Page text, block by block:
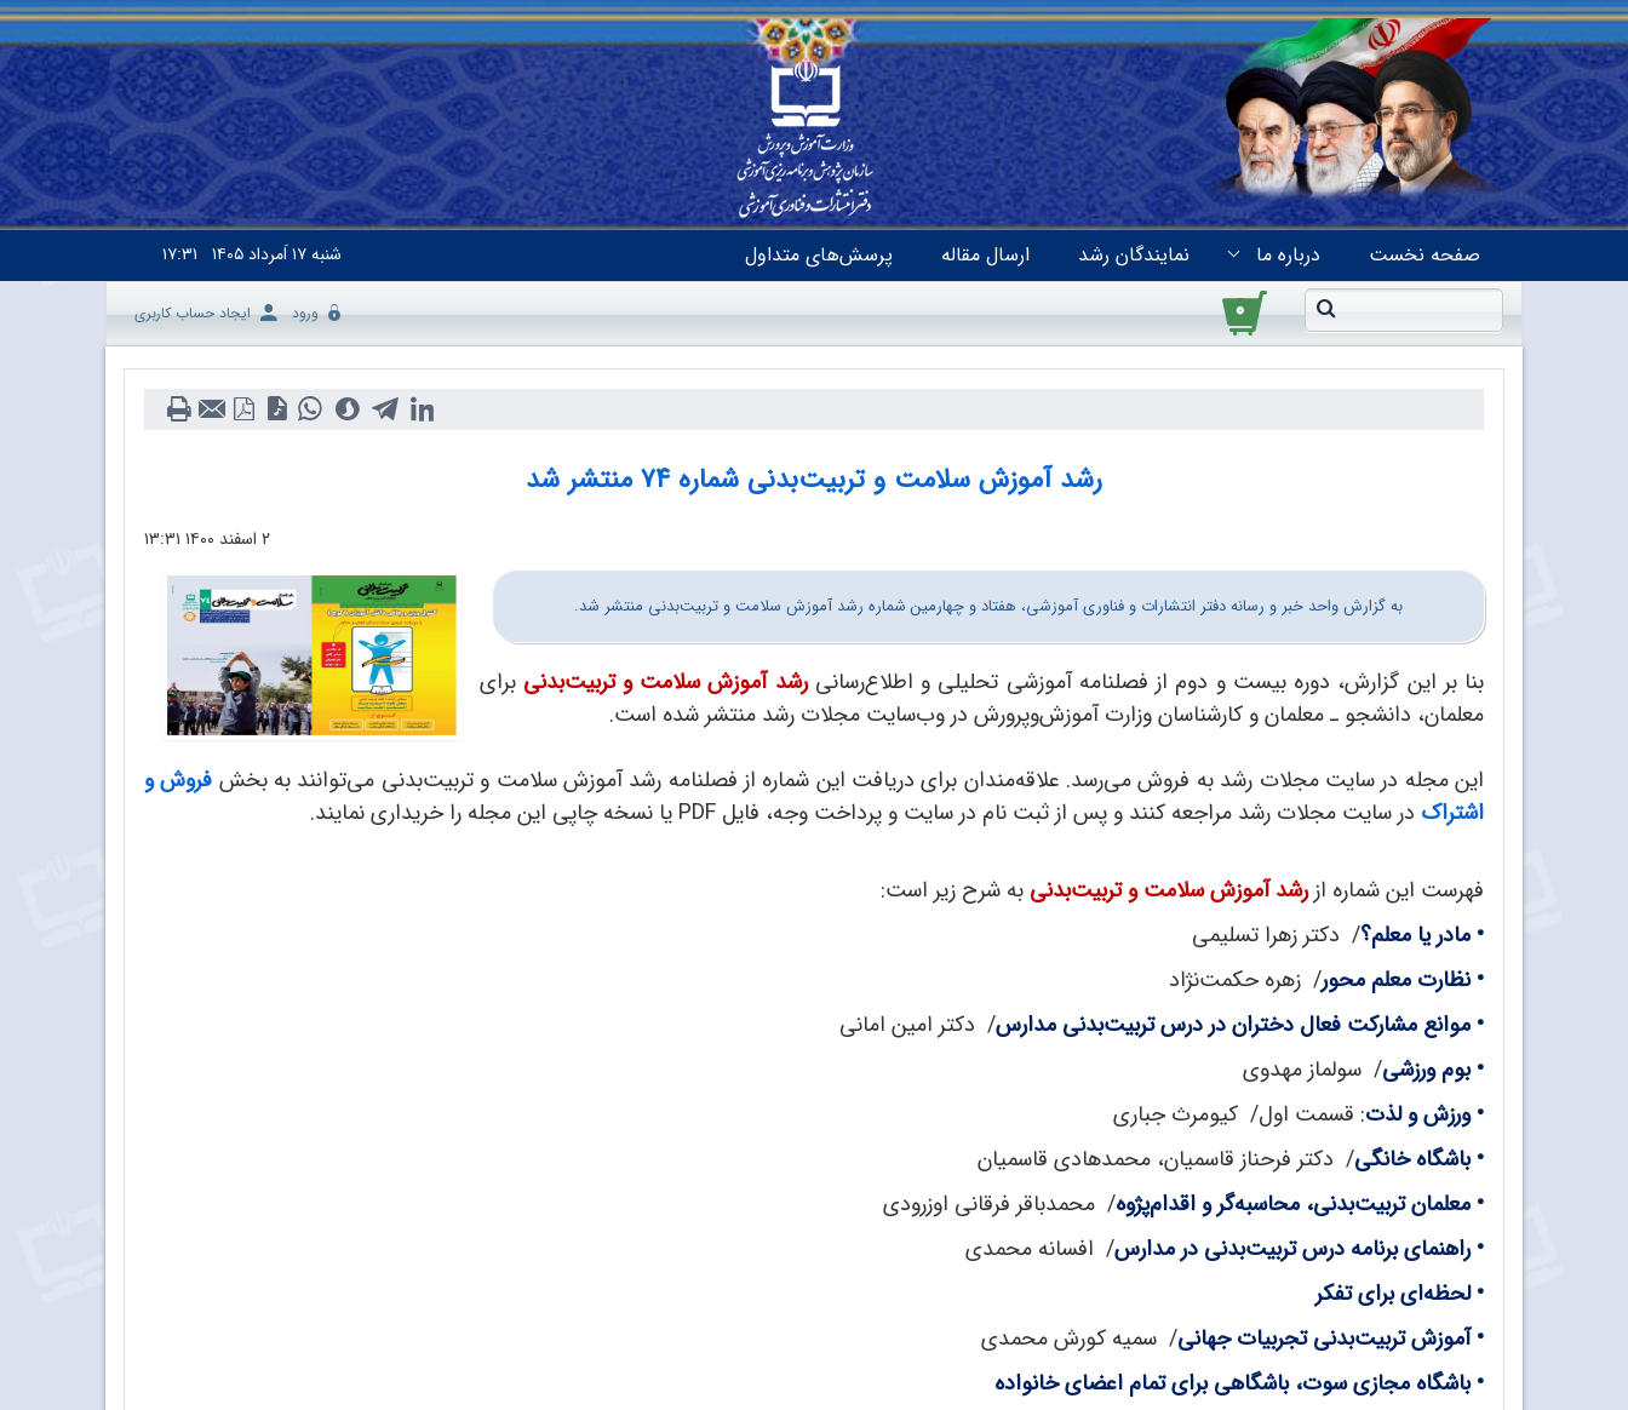
صفحه نخست درباره ما نمایندگان رشد ارسال مقاله پرسش‌های متداول شنبه۱۷ اَمرداد ۱۴۰۵ ۱۷:۳۱
۰ ورود ایجاد حساب کاربری
رشد آموزش سلامت و تربیت‌بدنی شماره ۷۴ منتشر شد
۲ اسفند ۱۴۰۰ ۱۳:۳۱
به گزارش واحد خبر و رسانه دفتر انتشارات و فناوری آموزشی، هفتاد و چهارمین شماره رشد آموزش سلامت و تربیت‌بدنی منتشر شد.
بنا بر این گزارش، دوره بیست و دوم از فصلنامه آموزشی تحلیلی و اطلاع‌رسانیرشد آموزش سلامت و تربیت‌بدنی برای
معلمان، دانشجو ـ معلمان و کارشناسان وزارت آموزش‌وپرورش در وب‌سایت مجلات رشد منتشر شده است.
این مجله در سایت مجلات رشد به فروش می‌رسد. علاقه‌مندان برای دریافت این شماره از فصلنامه رشد آموزش سلامت و تربیت‌بدنی می‌توانند به بخش فروش و
اشتراک در سایت مجلات رشد مراجعه کنند و پس از ثبت نام در سایت و پرداخت وجه، فایل PDF یا نسخه چاپی این مجله را خریداری نمایند.
فهرست این شماره ازرشد آموزش سلامت و تربیت‌بدنی به شرح زیر است:
• مادر یا معلم؟/ دکتر زهرا تسلیمی
•نظارت معلم محور/ زهره حکمت‌نژاد
• موانع مشارکت فعال دختران در درس تربیت‌بدنی مدارس/ دکتر امین امانی
•بوم ورزشی/ سولماز مهدوی
•ورزش و لذت: قسمت اول/ کیومرث جباری
•باشگاه خانگی/ دکتر فرحناز قاسمیان، محمدهادی قاسمیان
• معلمان تربیت‌بدنی، محاسبه‌گر و اقدام‌پژوه/ محمدباقر فرقانی اوزرودی
•راهنمای برنامه درس تربیت‌بدنی در مدارس/ افسانه محمدی
•لحظه‌ای برای تفکر
•آموزش تربیت‌بدنی تجربیات جهانی/ سمیه کورش محمدی
•باشگاه مجازی سوت، باشگاهی برای تمام اعضای خانواده